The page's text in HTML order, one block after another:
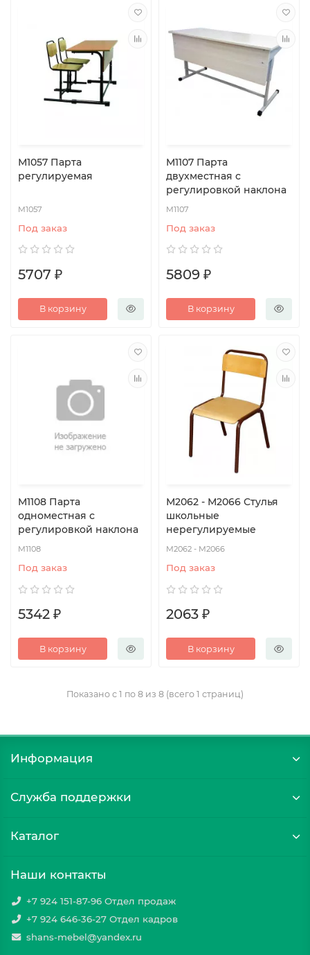
М1057 Парта
регулируемая
М1057
Под заказ
5707 ₽
В корзину
M1107 Парта
двухместная с
регулировкой наклона
М1107
Под заказ
5809 ₽
В корзину
M1108 Парта
одноместная с
регулировкой наклона
М1108
Под заказ
5342 ₽
В корзину
М2062 - М2066 Стулья
школьные
нерегулируемые
М2062 - М2066
Под заказ
2063 ₽
В корзину
Показано с 1 по 8 из 8 (всего 1 страниц)
Информация
Служба поддержки
Каталог
Наши контакты
+7 924 151-87-96 Отдел продаж
+7 924 646-36-27 Отдел кадров
shans-mebel@yandex.ru